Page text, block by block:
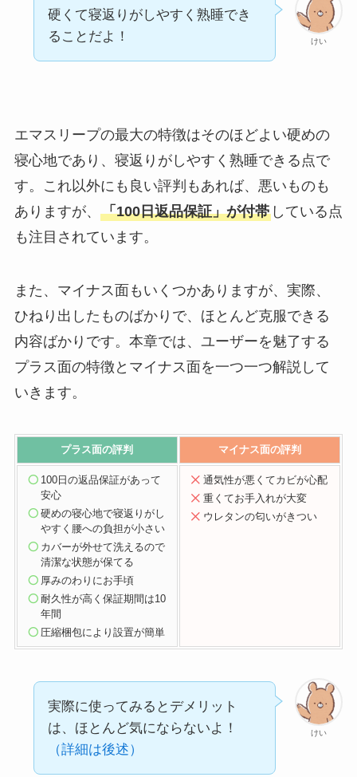
けい
硬くて寝返りがしやすく熟睡でき
ることだよ！
エマスリープの最大の特徴はそのほどよい硬めの
寝心地であり、寝返りがしやすく熟睡できる点で
す。これ以外にも良い評判もあれば、悪いものも
ありますが、 「100日返品保証」が付帯している点
も注目されています。
また、マイナス面もいくつかありますが、実際、
ひねり出したものばかりで、ほとんど克服できる
内容ばかりです。本章では、ユーザーを魅了する
プラス面の特徴とマイナス面を一つ一つ解説して
いきます。
プラス面の評判 マイナス面の評判
100日の返品保証があって
安心
硬めの寝心地で寝返りがし
やすく腰への負担が小さい
カバーが外せて洗えるので
清潔な状態が保てる
厚みのわり にお手頃
耐久性が高く保証期間は10
年間
圧縮梱包により設置が簡単
通気性が悪くてカビが心配
重 くてお手入れが大変
ウレタンの匂いがきつい
けい
実際に使ってみるとデメリット
は、ほとんど気にならないよ！
（詳細は後述）